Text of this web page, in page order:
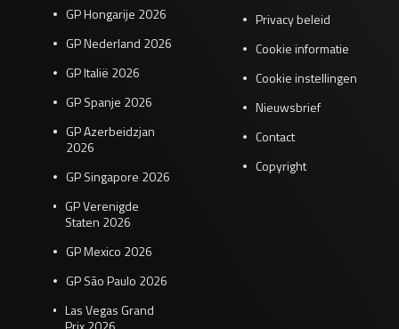
GP Hongarije 2026
GP Nederland 2026
GP Italië 2026
GP Spanje 2026
GP Azerbeidzjan
2026
GP Singapore 2026
GP Verenigde
Staten 2026
GP Mexico 2026
GP São Paulo 2026
Las Vegas Grand
Privacy beleid
Cookie informatie
Cookie instellingen
Nieuwsbrief
Contact
Copyright